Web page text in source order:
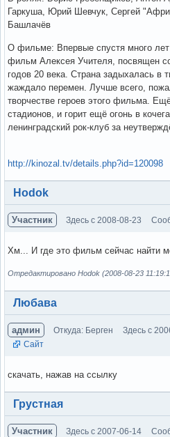
Гаркуша, Юрий Шевчук, Сергей
Башлачёв
О фильме: Впервые спустя много
фильм Алексея Учителя, посвящен
годов 20 века. Страна задыхалась в
жаждало перемен. Лучше всего,
творчестве героев этого фильма.
стадионов, и горит ещё огонь в
ленинградский рок-клуб за
http://kinozal.tv/details.php?id=120098
Вне форума
Hodok
Участник Здесь с 2008-08-23
Хм... И где это фильм сейчас найти
Отредактировано Hodok (2008-08-23
Вне форума
Любава
админ Откуда: Берген Здесь с
Сайт
скачать, нажав на ссылку
Вне форума
Грустная
Участник Здесь с 2007-06-14